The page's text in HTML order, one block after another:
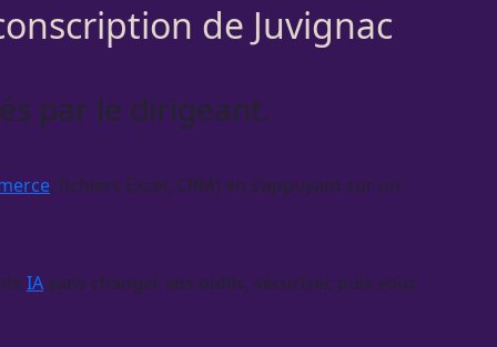
de Juvignac
par le dirigeant.
, fichiers Excel, CRM) en s’appuyant sur un
IA sans changer vos outils, sécuriser, puis vous